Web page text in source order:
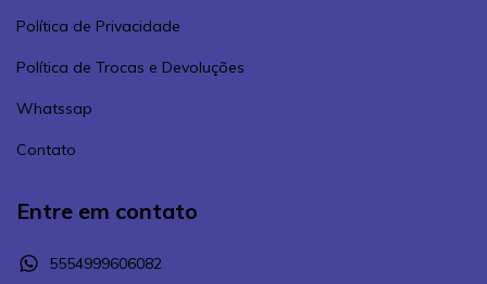
Política de Privacidade
Política de Trocas e Devoluções
Whatssap
Contato
Entre em contato
5554999606082